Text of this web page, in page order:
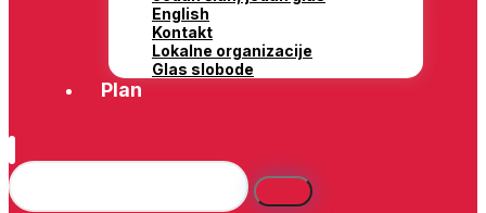
English
Kontakt
Lokalne organizacije
Glas slobode
Plan